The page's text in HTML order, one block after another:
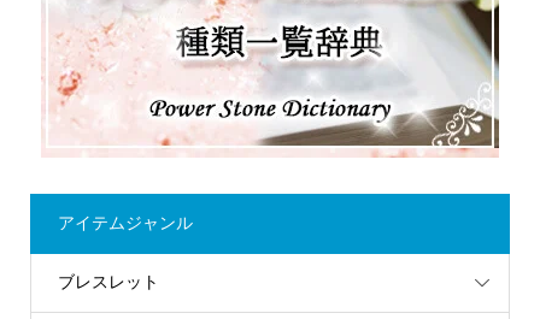
アイテムジャンル
ブレスレット